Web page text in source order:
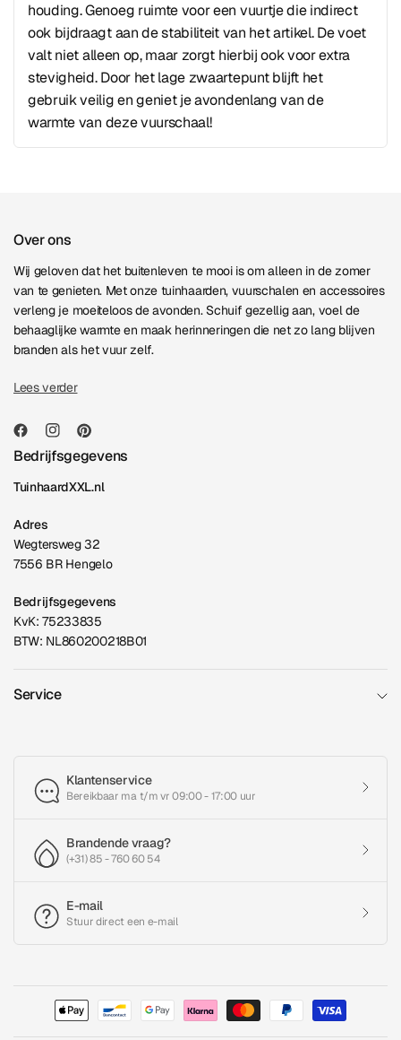
houding. Genoeg ruimte voor een vuurtje die indirect
ook bijdraagt aan de stabiliteit van het artikel. De voet
valt niet alleen op, maar zorgt hierbij ook voor extra
stevigheid. Door het lage zwaartepunt blijft het
gebruik veilig en geniet je avondenlang van de
warmte van deze vuurschaal!
Over ons
Wij geloven dat het buitenleven te mooi is om alleen in de zomer
van te genieten. Met onze tuinhaarden, vuurschalen en accessoires
verleng je moeiteloos de avonden. Schuif gezellig aan, voel de
behaaglijke warmte en maak herinneringen die net zo lang blijven
branden als het vuur zelf.
Lees verder
Bedrijfsgegevens
TuinhaardXXL.nl
Adres
Wegtersweg 32
7556 BR Hengelo
Bedrijfsgegevens
KvK: 75233835
BTW: NL860200218B01
Service
Klantenservice
Bereikbaar ma t/m vr 09:00 - 17:00 uur
Brandende vraag?
(+31) 85 - 760 60 54
E-mail
Stuur direct een e-mail